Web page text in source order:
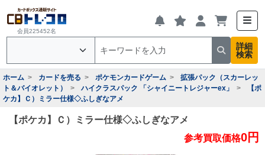
会員225452名
詳細
検索
ホーム カードを売る ポケモンカードゲーム
拡張パック（スカーレッ
ト＆バイオレット）
ハイクラスパック 「シャイニートレジャーex」
【ポ
ケカ】Ｃ）ミラー仕様◇ふしぎなアメ
【ポケカ】Ｃ）ミラー仕様◇ふしぎなアメ
参考買取価格0円